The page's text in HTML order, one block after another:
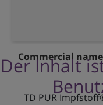
Der Inhalt
Commercial name
TD PUR